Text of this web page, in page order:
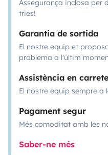
Assegurança inclosa per
tries!
Garantia de sortida
El nostre equip et
problema a l'últim
Assistència en
El nostre equip sempre
Pagament segur
Més comoditat amb les
Saber-ne més